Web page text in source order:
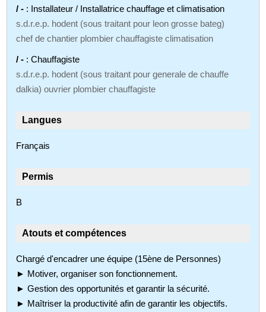
/ - : Installateur / Installatrice chauffage et climatisation
s.d.r.e.p. hodent (sous traitant pour leon grosse bateg)
chef de chantier plombier chauffagiste climatisation
/ - : Chauffagiste
s.d.r.e.p. hodent (sous traitant pour generale de chauffe
dalkia) ouvrier plombier chauffagiste
Langues
Français
Permis
B
Atouts et compétences
Chargé d'encadrer une équipe (15ène de Personnes)
► Motiver, organiser son fonctionnement.
► Gestion des opportunités et garantir la sécurité.
► Maîtriser la productivité afin de garantir les objectifs.